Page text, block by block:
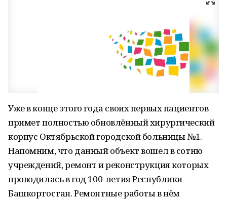
Уже в конце этого года своих первых пациентов
примет полностью обновлённый хирургический
корпус Октябрьской городской больницы №1.
Напомним, что данный объект вошел в сотню
учреждений, ремонт и реконструкция которых
проводилась в год 100-летия Республики
Башкортостан. Ремонтные работы в нём